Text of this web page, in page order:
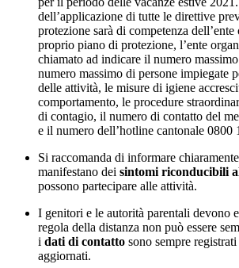
dell’applicazione di tutte le direttive
protezione sarà di competenza
proprio piano di protezione, l’ente
chiamato ad indicare il numero
numero massimo di persone impiegate
delle attività, le misure di igiene
comportamento, le procedure
di contagio, il numero di contatto del
e il numero dell’hotline cantonale 0800
Si raccomanda di informare
manifestano dei sintomi riconducibili
possono partecipare alle attività.
I genitori e le autorità parentali devono
regola della distanza non può essere
i dati di contatto sono sempre
aggiornati.